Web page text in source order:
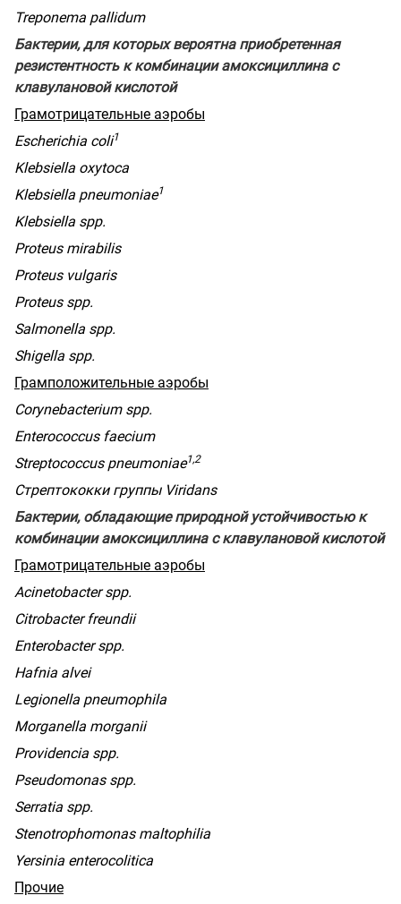
Treponema pallidum
Бактерии, для которых вероятна приобретенная
резистентность к комбинации амоксициллина с
клавулановой кислотой
Грамотрицательные аэробы
Escherichia coli1
Klebsiella oxytoca
Klebsiella pneumoniae1
Klebsiella spp.
Proteus mirabilis
Proteus vulgaris
Proteus spp.
Salmonella spp.
Shigella spp.
Грамположительные аэробы
Corynebacterium spp.
Enterococcus faecium
Streptococcus pneumoniae1,2
Стрептококки группы Viridans
Бактерии, обладающие природной устойчивостью к
комбинации амоксициллина с клавулановой кислотой
Грамотрицательные аэробы
Acinetobacter spp.
Citrobacter freundii
Enterobacter spp.
Hafnia alvei
Legionella pneumophila
Morganella morganii
Providencia spp.
Pseudomonas spp.
Serratia spp.
Stenotrophomonas maltophilia
Yersinia enterocolitica
Прочие